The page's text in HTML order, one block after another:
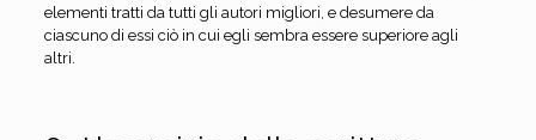
elementi tratti da tutti gli autori migliori, e desumere da
ciascuno di essi ciò in cui egli sembra essere superiore agli
altri.